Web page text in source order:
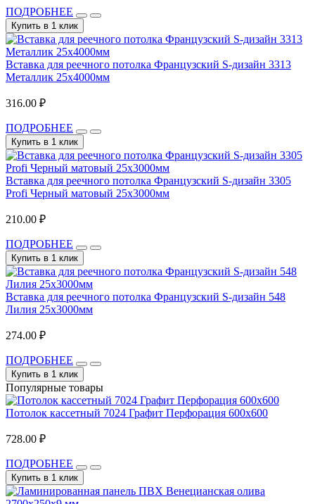
ПОДРОБНЕЕ
Купить в 1 клик
Вставка для реечного потолка Французский S-дизайн 3313
Металлик 25х4000мм
316.00 ₽
ПОДРОБНЕЕ
Купить в 1 клик
Вставка для реечного потолка Французский S-дизайн 3305
Profi Черный матовый 25х3000мм
210.00 ₽
ПОДРОБНЕЕ
Купить в 1 клик
Вставка для реечного потолка Французский S-дизайн 548
Лилия 25х3000мм
274.00 ₽
ПОДРОБНЕЕ
Купить в 1 клик
Популярные товары
Потолок кассетный 7024 Графит Перфорация 600х600
728.00 ₽
ПОДРОБНЕЕ
Купить в 1 клик